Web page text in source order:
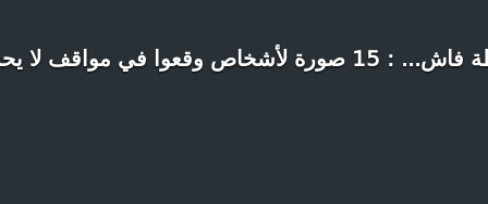
في مواقف لا يحسدون عليها